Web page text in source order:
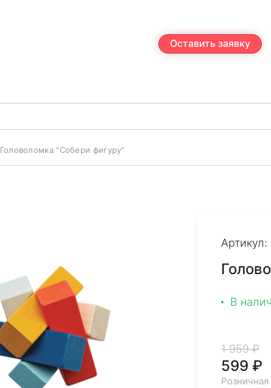
Оставить заявку
Головоломка "Собери фигуру"
Артикул:
В
1 959 ₽
599 ₽